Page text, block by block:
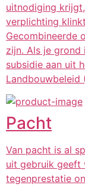
uitnodiging
verplichting
Gecombineerde
zijn. Als je grond
subsidie aan uit
Landbouwbeleid
Pacht
Van pacht is al
uit gebruik geeft
tegenprestatie